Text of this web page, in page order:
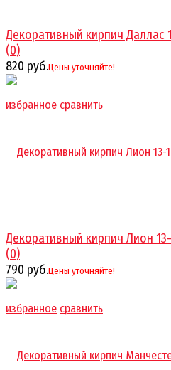
избранное сравнить
Декоративный кирпич Даллас
(0)
820 руб.Цены уточняйте!
избранное сравнить
Декоративный кирпич Лион
(0)
790 руб.Цены уточняйте!